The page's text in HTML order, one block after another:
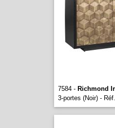
7584 - Richmond
3-portes (Noir) -